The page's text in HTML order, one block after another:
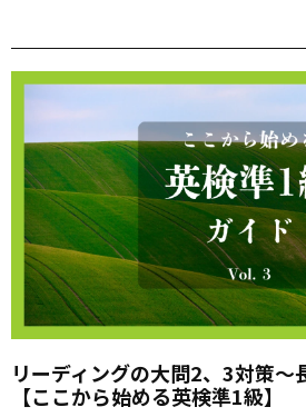
リーディングの大問2、3対策～
【ここから始める英検準1級】